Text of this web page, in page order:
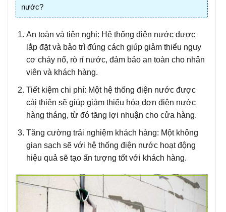
nước?
An toàn và tiện nghi: Hệ thống điện nước được
lắp đặt và bảo trì đúng cách giúp giảm thiểu nguy
cơ cháy nổ, rò rỉ nước, đảm bảo an toàn cho nhân
viên và khách hàng.
Tiết kiệm chi phí: Một hệ thống điện nước được
cải thiện sẽ giúp giảm thiểu hóa đơn điện nước
hàng tháng, từ đó tăng lợi nhuận cho cửa hàng.
Tăng cường trải nghiệm khách hàng: Một không
gian sạch sẽ với hệ thống điện nước hoạt động
hiệu quả sẽ tạo ấn tượng tốt với khách hàng.